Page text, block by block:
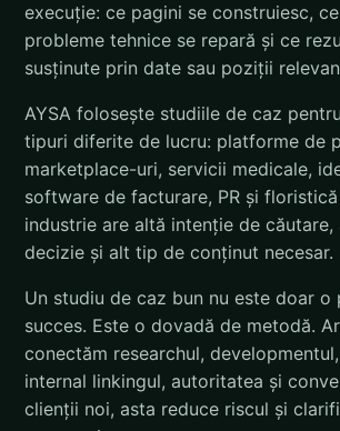
execuție: ce pagini se construiesc,
probleme tehnice se repară și ce
susținute prin date sau poziții
AYSA folosește studiile de caz
tipuri diferite de lucru: platforme de
marketplace-uri, servicii medicale,
software de facturare, PR și
industrie are altă intenție de
decizie și alt tip de conținut necesar.
Un studiu de caz bun nu este doar o
succes. Este o dovadă de metodă.
conectăm researchul,
internal linkingul, autoritatea și
clienții noi, asta reduce riscul și